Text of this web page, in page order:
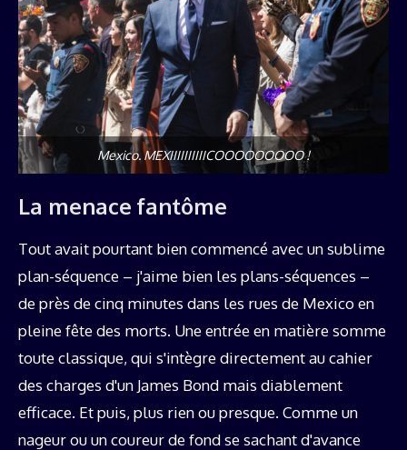
Mexico. MEXIIIIIIIIIICOOOOOOOOO !
La menace fantôme
Tout avait pourtant bien commencé avec un sublime
plan-séquence – j'aime bien les plans-séquences –
de près de cinq minutes dans les rues de Mexico en
pleine fête des morts. Une entrée en matière somme
toute classique, qui s'intègre directement au cahier
des charges d'un James Bond mais diablement
efficace. Et puis, plus rien ou presque. Comme un
nageur ou un coureur de fond se sachant d'avance